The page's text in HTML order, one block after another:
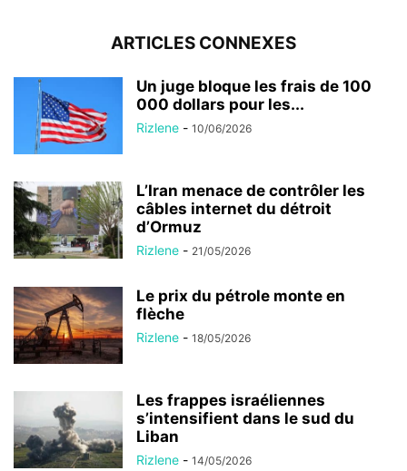
ARTICLES CONNEXES
Un juge bloque les frais de 100
000 dollars pour les...
Rizlene - 10/06/2026
L’Iran menace de contrôler les
câbles internet du détroit
d’Ormuz
Rizlene - 21/05/2026
Le prix du pétrole monte en
flèche
Rizlene - 18/05/2026
Les frappes israéliennes
s’intensifient dans le sud du
Liban
Rizlene - 14/05/2026